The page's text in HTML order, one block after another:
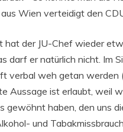
aus Wien verteidigt den
hat der JU-Chef wieder
darf er natürlich nicht. Im
verbal weh getan werden
Aussage ist erlaubt, weil
gewöhnt haben, den uns
und